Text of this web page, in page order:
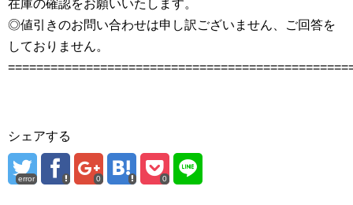
在庫の確認をお願いいたします。
◎値引きのお問い合わせは申し訳ございません、ご回答を
しておりません。
シェアする
error 0 0